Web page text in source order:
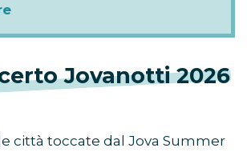
Jovanotti 2026
città toccate dal Jova Summer